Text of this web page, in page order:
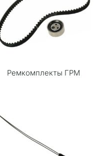
Ремкомплекты ГРМ